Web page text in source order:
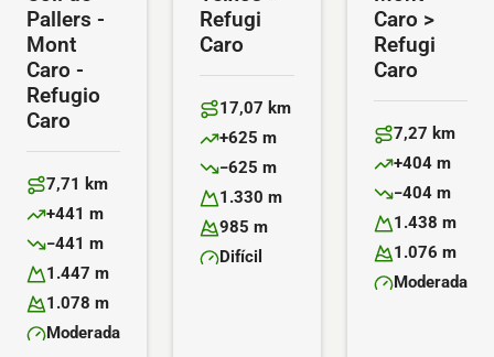
Pallers -
Mont
Caro -
Refugio
Caro
Distancia:
7,71 km
Desnivel positivo:
+441 m
Desnivel negativo:
−441 m
Altitud máxima:
1.447 m
Altitud mínima:
1.078 m
Dificultad:
Moderada
Refugi
Caro
Distancia:
17,07 km
Desnivel positivo:
+625 m
Desnivel negativo:
−625 m
Altitud máxima:
1.330 m
Altitud mínima:
985 m
Dificultad:
Difícil
Caro >
Refugi
Caro
Distancia:
7,27 km
Desnivel
+404 m
Desnivel
−404 m
Altitud máxima:
1.438 m
Altitud mínima:
1.076 m
Dificultad:
Moderada